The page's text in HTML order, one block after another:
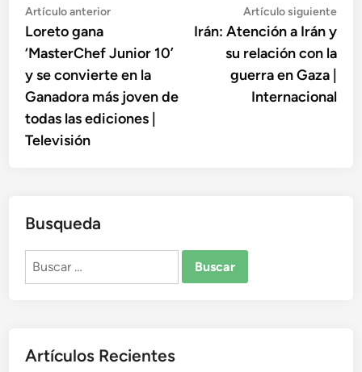
Navegación
de
entradas
Artículo anteriorArtículo
Loreto gana
‘MasterChef Junior 10’
y se convierte en la
Ganadora más joven de
todas las ediciones |
Televisión
Artículo siguiente
Irán: Atención a Irán y
su relación con la
guerra en Gaza |
Internacional
Busqueda
Buscar:
Artículos Recientes